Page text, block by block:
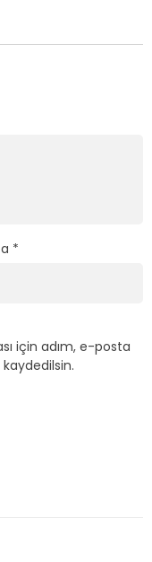
*
için adım, e-posta